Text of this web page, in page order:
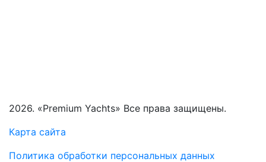
2026. «Premium Yachts» Все права защищены.
Карта сайта
Политика обработки персональных данных